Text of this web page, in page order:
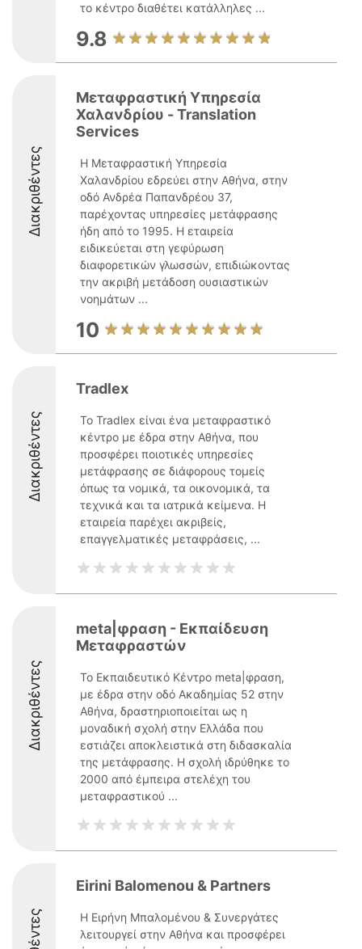
το κέντρο διαθέτει κατάλληλες ...
9.8
Διακριθέντες
Μεταφραστική Υπηρεσία
Χαλανδρίου - Translation
Services
Η Μεταφραστική Υπηρεσία
Χαλανδρίου εδρεύει στην Αθήνα, στην
οδό Ανδρέα Παπανδρέου 37,
παρέχοντας υπηρεσίες μετάφρασης
ήδη από το 1995. Η εταιρεία
ειδικεύεται στη γεφύρωση
διαφορετικών γλωσσών, επιδιώκοντας
την ακριβή μετάδοση ουσιαστικών
νοημάτων ...
10
Διακριθέντες
Tradlex
Το Tradlex είναι ένα μεταφραστικό
κέντρο με έδρα στην Αθήνα, που
προσφέρει ποιοτικές υπηρεσίες
μετάφρασης σε διάφορους τομείς
όπως τα νομικά, τα οικονομικά, τα
τεχνικά και τα ιατρικά κείμενα. Η
εταιρεία παρέχει ακριβείς,
επαγγελματικές μεταφράσεις, ...
Διακριθέντες
meta|φραση - Εκπαίδευση
Μεταφραστών
Το Εκπαιδευτικό Κέντρο meta|φραση,
με έδρα στην οδό Ακαδημίας 52 στην
Αθήνα, δραστηριοποιείται ως η
μοναδική σχολή στην Ελλάδα που
εστιάζει αποκλειστικά στη διδασκαλία
της μετάφρασης. Η σχολή ιδρύθηκε το
2000 από έμπειρα στελέχη του
μεταφραστικού ...
Eirini Balomenou & Partners
Η Ειρήνη Μπαλομένου & Συνεργάτες
λειτουργεί στην Αθήνα και προσφέρει